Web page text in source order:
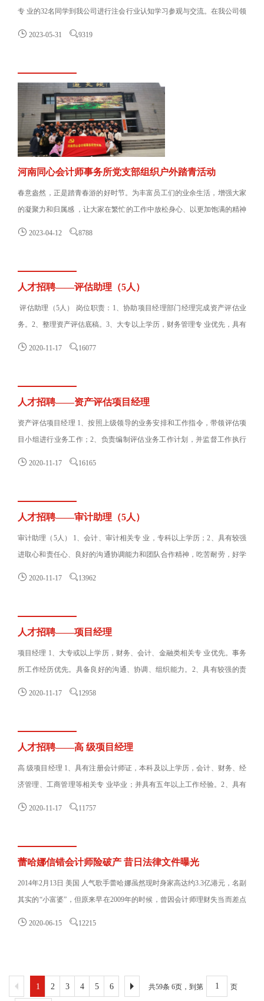
专 业的32名同学到我公司进行注会行业认知学习参观与交流。在我公司领
导薛会赞、李剑华、朱文......
 2023-05-31 9319
河南同心会计师事务所党支部组织户外踏青活动
春意盎然，正是踏青春游的好时节。为丰富员工们的业余生活，增强大家
的凝聚力和归属感 ，让大家在繁忙的工作中放松身心、以更加饱满的精神
 2023-04-12 8788
人才招聘——评估助理（5人）
评估助理（5人） 岗位职责：1、协助项目经理部门经理完成资产评估业
务。2、整理资产评估底稿。3、大专以上学历，财务管理专 业优先，具有
 2020-11-17  16077
人才招聘——资产评估项目经理
资产评估项目经理 1、按照上级领导的业务安排和工作指令，带领评估项
目小组进行业务工作；2、负责编制评估业务工作计划，并监督工作执行
 2020-11-17  16165
人才招聘——审计助理（5人）
审计助理（5人） 1、会计、审计相关专 业，专科以上学历；2、具有较强
进取心和责任心、良好的沟通协调能力和团队合作精神，吃苦耐劳，好学
 2020-11-17  13962
人才招聘——项目经理
项目经理 1、大专或以上学历，财务、会计、金融类相关专 业优先。事务
所工作经历优先。具备良好的沟通、协调、组织能力。2、具有较强的责
 2020-11-17  12958
人才招聘——高 级项目经理
高 级项目经理 1、具有注册会计师证，本科及以上学历，会计、财务、经
济管理、工商管理等相关专 业毕业；并具有五年以上工作经验。2、具有
 2020-11-17  11757
蕾哈娜信错会计师险破产 昔日法律文件曝光
2014年2月13日 美国 人气歌手蕾哈娜虽然现时身家高达约3.3亿港元，名副
其实的“小富婆”，但原来早在2009年的时候，曾因会计师理财失当而差点
 2020-06-15  12215
1 2 3 4 5 6 共59条 6页，到第 页